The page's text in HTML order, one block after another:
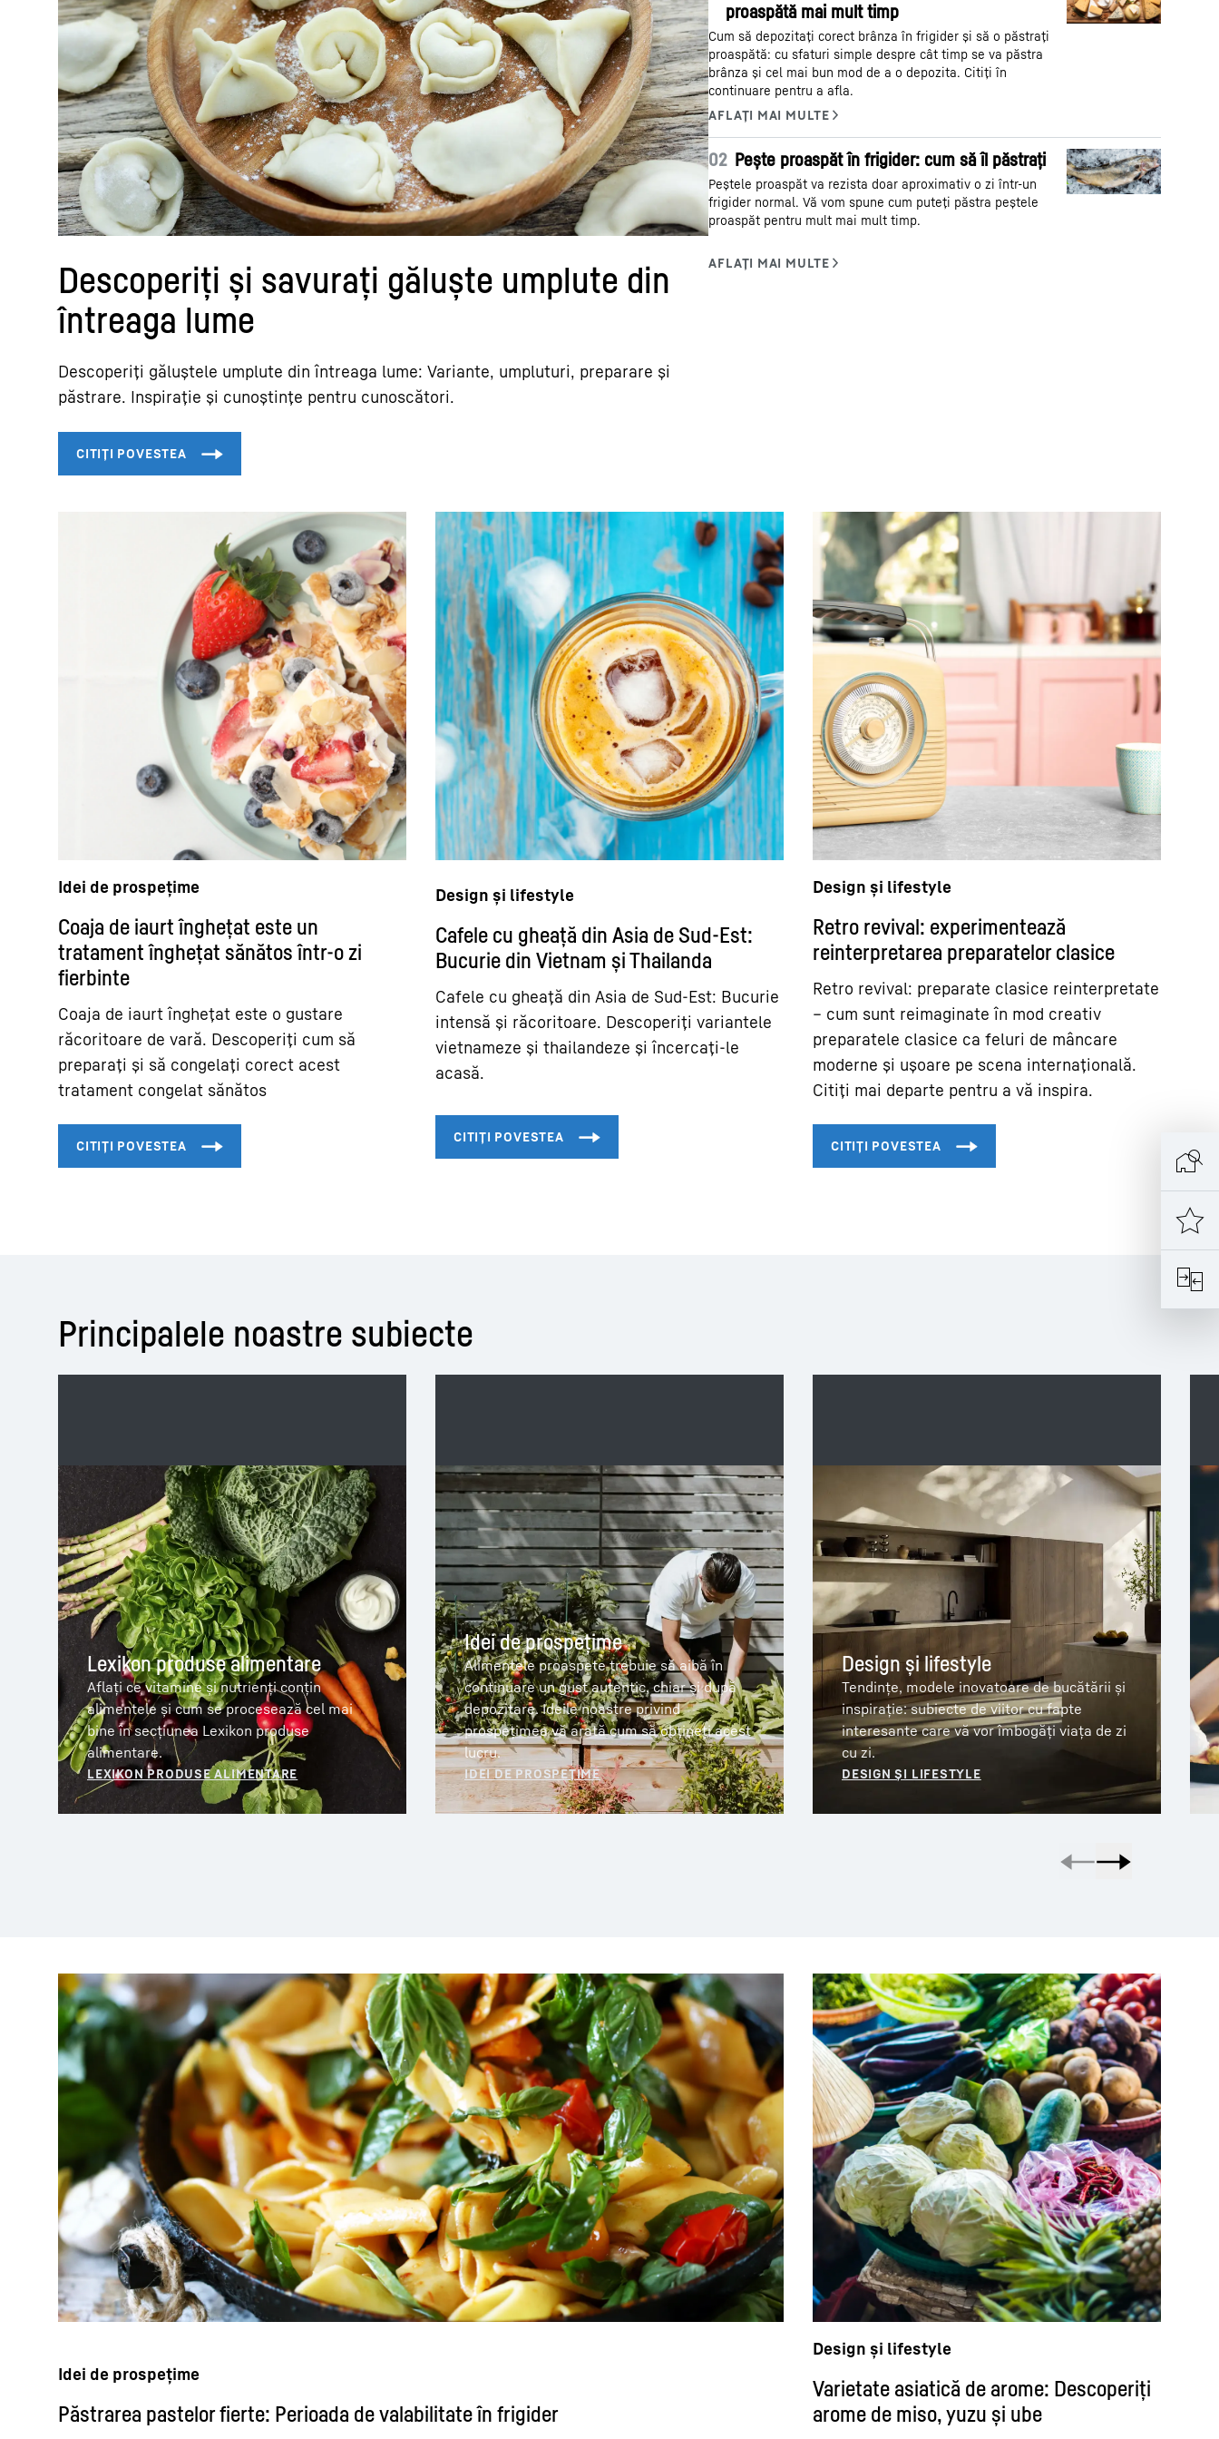
Descoperiți și savurați găluște umplute din
întreaga lume
Descoperiți găluștele umplute din întreaga lume: Variante, umpluturi, preparare și
păstrare. Inspirație și cunoștințe pentru cunoscători.
proaspătă mai mult timp
Cum să depozitați corect brânza în frigider și să o păstrați
proaspătă: cu sfaturi simple despre cât timp se va păstra
brânza și cel mai bun mod de a o depozita. Citiți în
continuare pentru a afla.
02 Pește proaspăt în frigider: cum să îl păstrați
Peștele proaspăt va rezista doar aproximativ o zi într-un
frigider normal. Vă vom spune cum puteți păstra peștele
proaspăt pentru mult mai mult timp.
Idei de prospețime
Coaja de iaurt înghețat este un
tratament înghețat sănătos într-o zi
fierbinte
Coaja de iaurt înghețat este o gustare
răcoritoare de vară. Descoperiți cum să
preparați și să congelați corect acest
tratament congelat sănătos
Design și lifestyle
Cafele cu gheață din Asia de Sud-Est:
Bucurie din Vietnam și Thailanda
Cafele cu gheață din Asia de Sud-Est: Bucurie
intensă și răcoritoare. Descoperiți variantele
vietnameze și thailandeze și încercați-le
acasă.
Design și lifestyle
Retro revival: experimentează
reinterpretarea preparatelor clasice
Retro revival: preparate clasice reinterpretate
– cum sunt reimaginate în mod creativ
preparatele clasice ca feluri de mâncare
moderne și ușoare pe scena internațională.
Citiți mai departe pentru a vă inspira.
Principalele noastre subiecte
Lexikon produse alimentare
Aflați ce vitamine și nutrienți conțin
alimentele și cum se procesează cel mai
bine în secțiunea Lexikon produse
alimentare.
Idei de prospețime
Alimentele proaspete trebuie să aibă în
continuare un gust autentic, chiar și după
depozitare. Ideile noastre privind
prospețimea vă arată cum să obțineți acest
lucru.
Design și lifestyle
Tendințe, modele inovatoare de bucătării și
inspirație: subiecte de viitor cu fapte
interesante care vă vor îmbogăți viața de zi
cu zi.
Idei de prospețime
Păstrarea pastelor fierte: Perioada de valabilitate în frigider
Design și lifestyle
Varietate asiatică de arome: Descoperiți
arome de miso, yuzu și ube